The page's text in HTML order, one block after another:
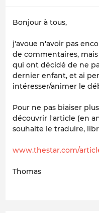
Bonjour à tous,
j'avoue n'avoir pas
de commentaires,
qui ont décidé de ne
dernier enfant, et ai
intéresser/animer le
Pour ne pas biaiser
découvrir l'article (en
souhaite le traduire,
www.thestar.com/
Thomas